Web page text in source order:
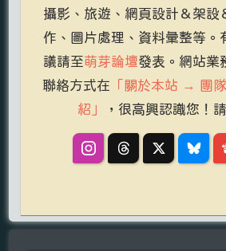
攝影、旅遊、網頁設計＆架設
作、圖片處理、資料彙整等。
議請至萌芽論壇發表。網站業
聯絡方式在 「關於本站 → 團
紹」
，很高興認識您！